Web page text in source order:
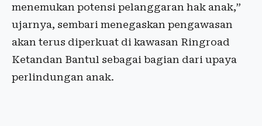
menemukan potensi pelanggaran hak anak,”
ujarnya, sembari menegaskan pengawasan
akan terus diperkuat di kawasan Ringroad
Ketandan Bantul sebagai bagian dari upaya
perlindungan anak.